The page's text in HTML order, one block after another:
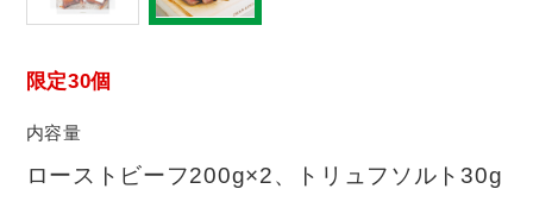
限定30個
内容量
ローストビーフ200g×2、トリュフソルト30g